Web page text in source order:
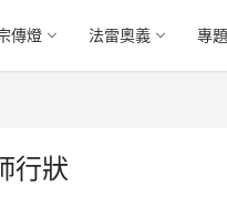
傳燈 法雷奧義 專
行狀